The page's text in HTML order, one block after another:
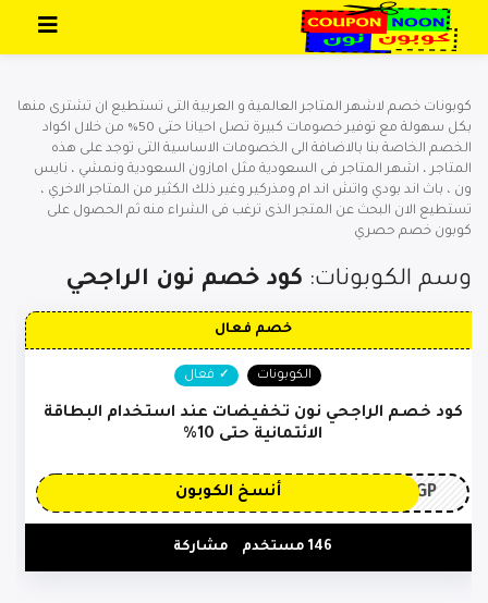
كوبونات خصم لاشهر المتاجر العالمية و العربية التى تستطيع ان تشترى منها
بكل سهولة مع توفير خصومات كبيرة تصل احيانا حتى 50% من خلال اكواد
الخصم الخاصة بنا بالاضافة الى الخصومات الاساسية التى توجد على هذه
المتاجر ، اشهر المتاجر فى السعودية مثل امازون السعودية ونمشي ، نايس
ون ، باث اند بودي واتش اند ام ومذركير وغير ذلك الكثير من المتاجر الاخري ،
تستطيع الان البحث عن المتجر الذى ترغب فى الشراء منه ثم الحصول على
كوبون خصم حصري
وسم الكوبونات: كود خصم نون الراجحي
خصم فعال
الكوبونات فعال
كود خصم الراجحي نون تخفيضات عند استخدام البطاقة
الائتمانية حتى 10%
3GP أنسخ الكوبون
146 مستخدم مشاركة